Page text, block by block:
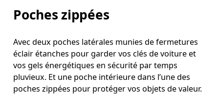
Poches zippées
Avec deux poches latérales munies de fermetures
éclair étanches pour garder vos clés de voiture et
vos gels énergétiques en sécurité par temps
pluvieux. Et une poche intérieure dans l’une des
poches zippées pour protéger vos objets de valeur.